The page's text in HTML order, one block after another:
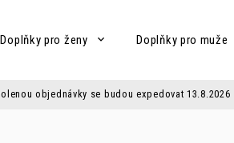
Doplňky pro ženy Doplňky pro muže
objednávky se budou expedovat 13.8.2026